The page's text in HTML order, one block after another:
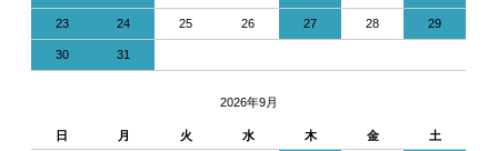
23 24 25 26 27 28 29
30 31
2026年9月
日 月 火 水 木 金 土